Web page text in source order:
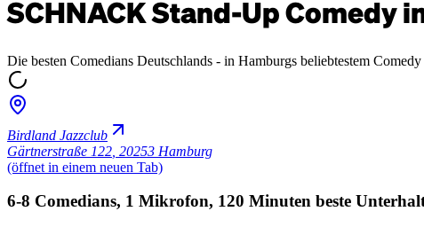
SCHNACK Stand-Up Comedy
Die besten Comedians Deutschlands - in Hamburgs beliebtestem
Birdland Jazzclub
Gärtnerstraße 122 20253 Hamburg
(öffnet in einem neuen Tab)
6-8 Comedians, 1 Mikrofon, 120 Minuten beste